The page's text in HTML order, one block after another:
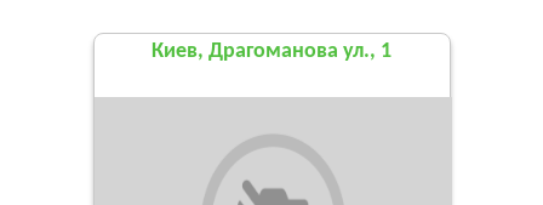
Киев, Драгоманова ул., 1